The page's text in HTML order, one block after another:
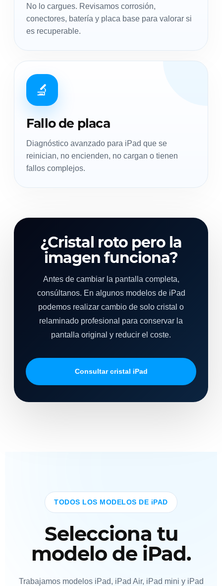
No lo cargues. Revisamos corrosión,
conectores, batería y placa base para valorar si
es recuperable.
🔬
Fallo de placa
Diagnóstico avanzado para iPad que se
reinician, no encienden, no cargan o tienen
fallos complejos.
¿Cristal roto pero la
imagen funciona?
Antes de cambiar la pantalla completa,
consúltanos. En algunos modelos de iPad
podemos realizar cambio de solo cristal o
relaminado profesional para conservar la
pantalla original y reducir el coste.
Consultar cristal iPad
TODOS LOS MODELOS DE iPAD
Selecciona tu
modelo de iPad.
Trabajamos modelos iPad, iPad Air, iPad mini y iPad